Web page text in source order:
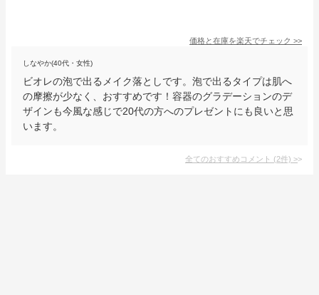
価格と在庫を楽天でチェック >>
しなやか(40代・女性)
ビオレの泡で出るメイク落としです。泡で出るタイプは肌へ
の摩擦が少なく、おすすめです！容器のグラデーションのデ
ザインも今風な感じで20代の方へのプレゼントにも良いと思
います。
全てのおすすめコメント (2件) >